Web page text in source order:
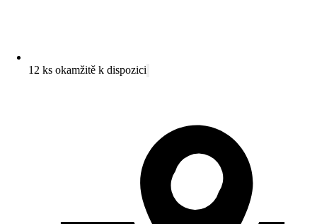
12 ks okamžitě k dispozici